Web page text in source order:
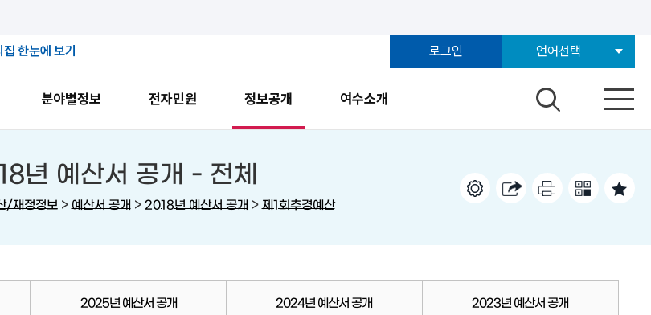
한눈에 보기 로그인 언어선택
분야별정보 전자민원 정보공개 여수소개
년 예산서 공개 - 전체
/재정정보 > 예산서 공개> 2018년 예산서 공개> 제1회추경예산
2025년 예산서 공개 2024년 예산서 공개 2023년 예산서 공개